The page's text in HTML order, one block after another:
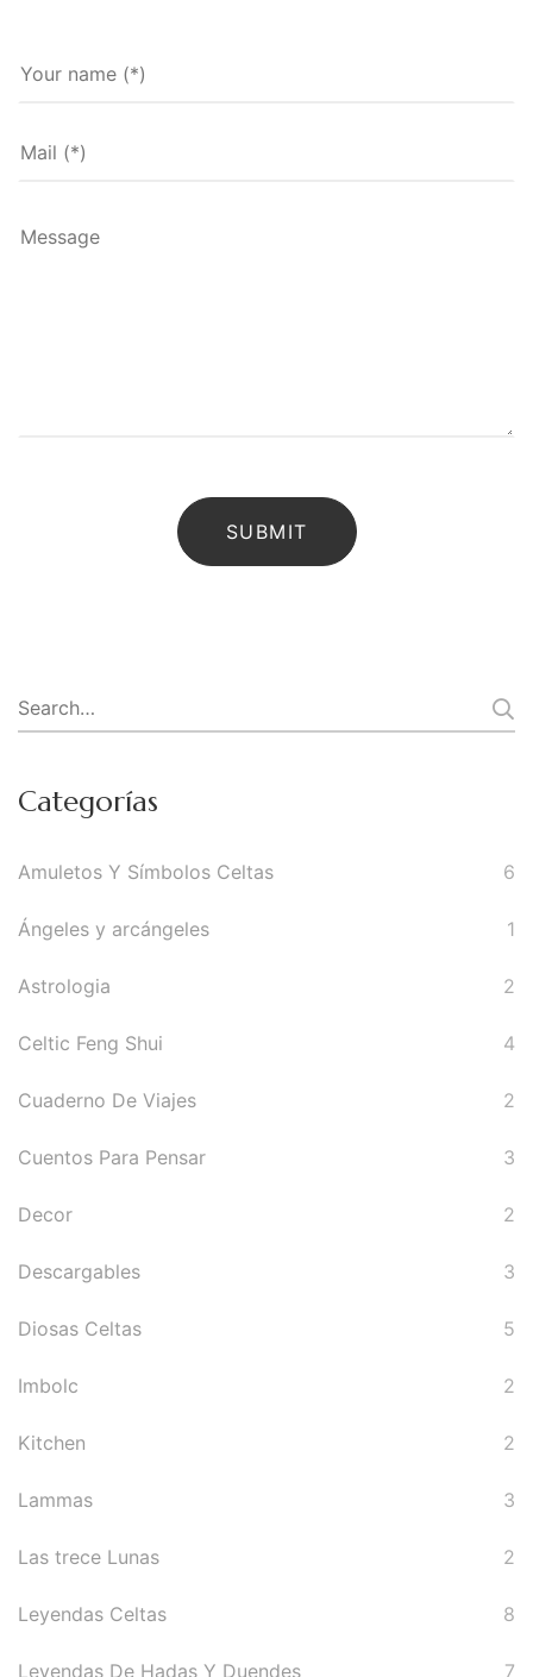
Search
for:
Categorías
Amuletos Y Símbolos Celtas 6
Ángeles y arcángeles 1
Astrologia 2
Celtic Feng Shui 4
Cuaderno De Viajes 2
Cuentos Para Pensar 3
Decor 2
Descargables 3
Diosas Celtas 5
Imbolc 2
Kitchen 2
Lammas 3
Las trece Lunas 2
Leyendas Celtas 8
Leyendas De Hadas Y Duendes 7